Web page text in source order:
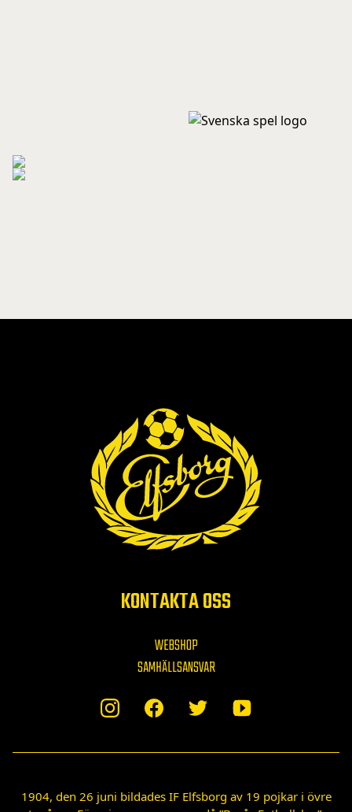
KONTAKTA OSS
WEBSHOP
SAMHÄLLSANSVAR
1904, den 26 juni bildades IF Elfsborg av 19 pojkar i övre